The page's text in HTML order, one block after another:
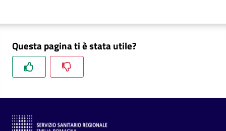
Novità
Questa pagina ti è stata utile?